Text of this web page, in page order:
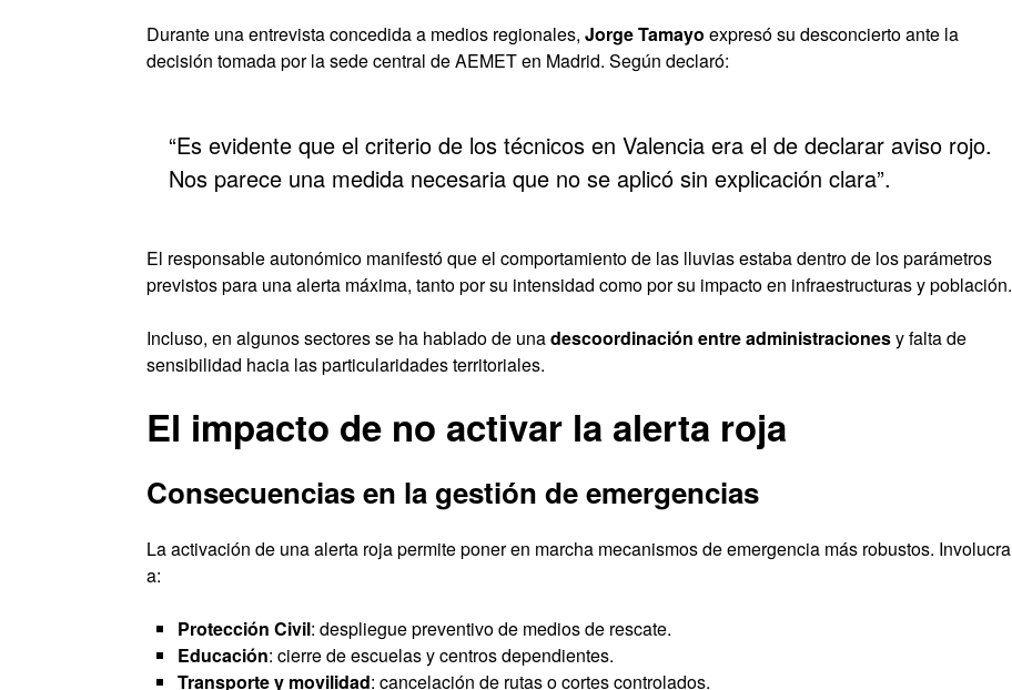
Durante una entrevista concedida a medios regionales, Jorge Tamayo expresó su desconcierto ante la
decisión tomada por la sede central de AEMET en Madrid. Según declaró:
“Es evidente que el criterio de los técnicos en Valencia era el de declarar aviso rojo.
Nos parece una medida necesaria que no se aplicó sin explicación clara”.
El responsable autonómico manifestó que el comportamiento de las lluvias estaba dentro de los parámetros
previstos para una alerta máxima, tanto por su intensidad como por su impacto en infraestructuras y población.
Incluso, en algunos sectores se ha hablado de unadescoordinación entre administracionesy falta de
sensibilidad hacia las particularidades territoriales.
El impacto de no activar la alerta roja
Consecuencias en la gestión de emergencias
La activación de una alerta roja permite poner en marcha mecanismos de emergencia más robustos. Involucra
a:
Protección Civil: despliegue preventivo de medios de rescate.
Educación: cierre de escuelas y centros dependientes.
Transporte y movilidad: cancelación de rutas o cortes controlados.